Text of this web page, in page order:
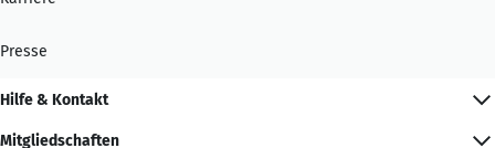
Presse
Hilfe & Kontakt
Mitgliedschaften